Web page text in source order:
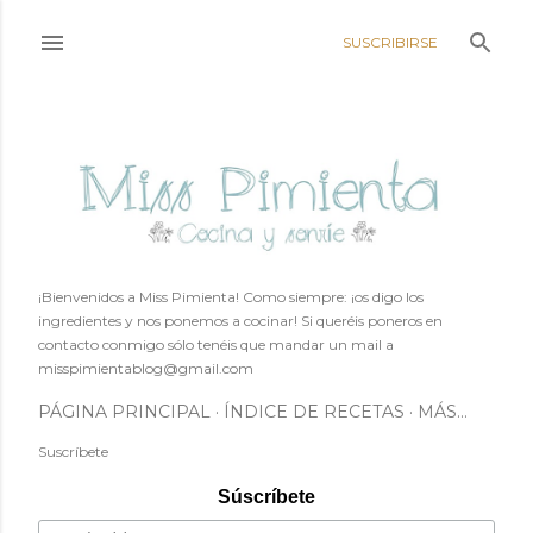
SUSCRIBIRSE
¡Bienvenidos a Miss Pimienta! Como siempre: ¡os digo los
ingredientes y nos ponemos a cocinar! Si queréis poneros en
contacto conmigo sólo tenéis que mandar un mail a
misspimientablog@gmail.com
PÁGINA PRINCIPAL ÍNDICE DE RECETAS MÁS…
Suscríbete
Súscríbete